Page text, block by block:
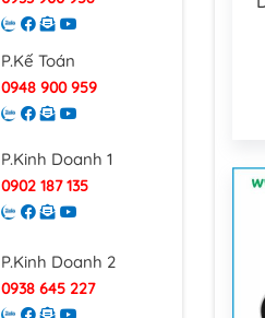
P.Kế Toán
0948 900 959
P.Kinh Doanh 1
0902 187 135
P.Kinh Doanh 2
0938 645 227